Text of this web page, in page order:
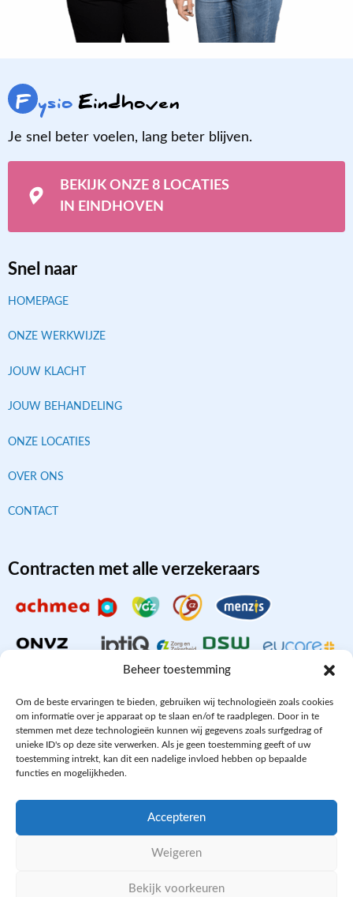
Beheer toestemming
Om de beste ervaringen te bieden, gebruiken wij technologieën zoals cookies
om informatie over je apparaat op te slaan en/of te raadplegen. Door in te
stemmen met deze technologieën kunnen wij gegevens zoals surfgedrag of
unieke ID's op deze site verwerken. Als je geen toestemming geeft of uw
toestemming intrekt, kan dit een nadelige invloed hebben op bepaalde
functies en mogelijkheden.
Accepteren
Weigeren
Bekijk voorkeuren
F ysioEindhoven
Je snel beter voelen, lang beter blijven.
BEKIJK ONZE 8 LOCATIES
IN EINDHOVEN
Snel naar
HOMEPAGE
ONZE WERKWIJZE
JOUW KLACHT
JOUW BEHANDELING
ONZE LOCATIES
OVER ONS
CONTACT
Contracten met alle verzekeraars
Aangesloten bij
PRIVACY- EN COOKIE POLICY
WE ZIJN ONLINE